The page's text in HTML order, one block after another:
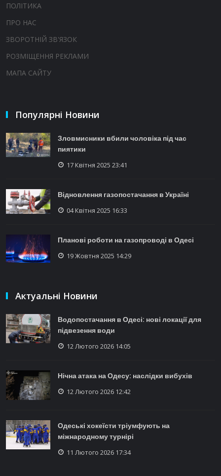
ПОЛІТИКА
ПРО НАС
ЗВОРОТНІЙ ЗВ'ЯЗОК
РОЗМІЩЕННЯ РЕКЛАМИ
МАПА САЙТУ
Популярні Новини
Зловмисники вбили чоловіка під час
пиятики
17 Квітня 2025 23:41
Відновлення газопостачання в Україні
04 Квітня 2025 16:33
Планові роботи на газопроводі в Одесі
19 Жовтня 2025 14:29
Актуальні Новини
Водопостачання в Одесі: нові локації для
підвезення води
12 Лютого 2026 14:05
Нічна атака на Одесу: наслідки вибухів
12 Лютого 2026 12:42
Одеські хокеїсти тріумфують на
міжнародному турнірі
11 Лютого 2026 17:34